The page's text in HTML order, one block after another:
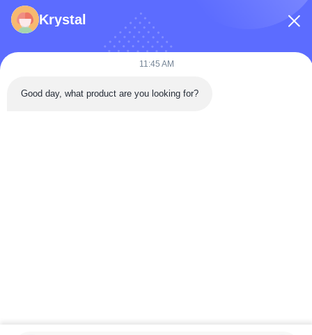
Krystal
11:45 AM
Good day, what product are you looking for?